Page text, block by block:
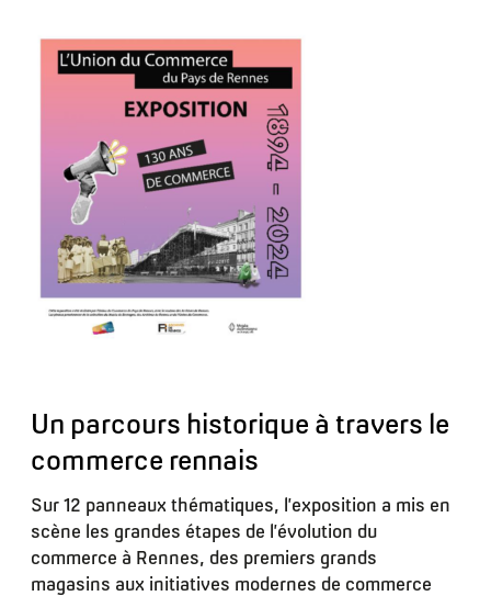
Un parcours historique à travers le
commerce rennais
Sur 12 panneaux thématiques, l’exposition a mis en
scène les grandes étapes de l’évolution du
commerce à Rennes, des premiers grands
magasins aux initiatives modernes de commerce